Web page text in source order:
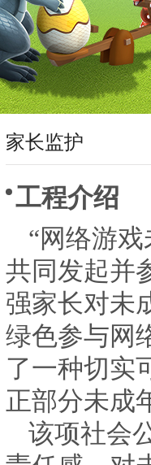
家长监护
工程介绍
“网络游
共同发起并
强家长对未
绿色参与网
了一种切实
正部分未成
该项社会